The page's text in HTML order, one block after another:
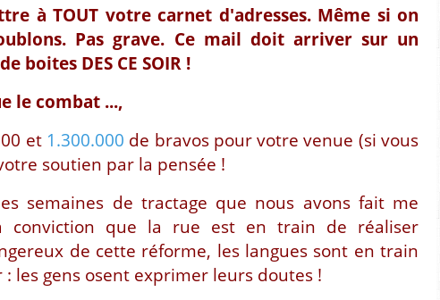
à TOUT votre carnet d'adresses. Même si on
Pas grave. Ce mail doit arriver sur un
boites DES CE SOIR !
le combat ...,
et 1.300.000 de bravos pour votre venue (si vous
soutien par la pensée !
semaines de tractage que nous avons fait me
conviction que la rue est en train de réaliser
de cette réforme, les langues sont en train
: les gens osent exprimer leurs doutes !